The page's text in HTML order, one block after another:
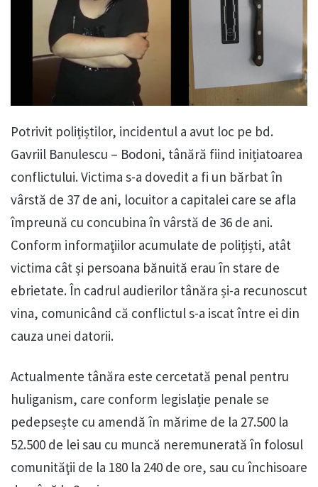
Potrivit polițiștilor, incidentul a avut loc pe bd.
Gavriil Banulescu – Bodoni, tânără fiind inițiatoarea
conflictului. Victima s-a dovedit a fi un bărbat în
vârstă de 37 de ani, locuitor a capitalei care se afla
împreună cu concubina în vârstă de 36 de ani.
Conform informaţiilor acumulate de polițiști, atât
victima cât și persoana bănuită erau în stare de
ebrietate. În cadrul audierilor tânăra și-a recunoscut
vina, comunicând că conflictul s-a iscat între ei din
cauza unei datorii.
Actualmente tânăra este cercetată penal pentru
huliganism, care conform legislație penale se
pedepsește cu amendă în mărime de la 27.500 la
52.500 de lei sau cu muncă neremunerată în folosul
comunităţii de la 180 la 240 de ore, sau cu închisoare